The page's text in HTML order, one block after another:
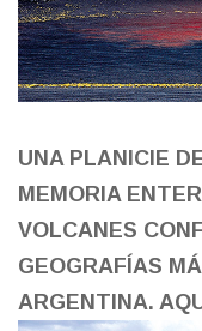
UNA PLANICIE
MEMORIA
VOLCANES
GEOGRAFÍAS
ARGENTINA.